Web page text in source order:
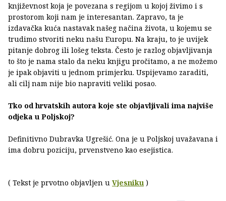
književnost koja je povezana s regijom u kojoj živimo i s
prostorom koji nam je interesantan. Zapravo, ta je
izdavačka kuća nastavak našeg načina života, u kojemu se
trudimo stvoriti neku našu Europu. Na kraju, to je uvijek
pitanje dobrog ili lošeg teksta. Često je razlog objavljivanja
to što je nama stalo da neku knjigu pročitamo, a ne možemo
je ipak objaviti u jednom primjerku. Uspijevamo zaraditi,
ali cilj nam nije bio napraviti veliki posao.
Tko od hrvatskih autora koje ste objavljivali ima najviše
odjeka u Poljskoj?
Definitivno Dubravka Ugrešić. Ona je u Poljskoj uvažavana i
ima dobru poziciju, prvenstveno kao esejistica.
( Tekst je prvotno objavljen u Vjesniku )